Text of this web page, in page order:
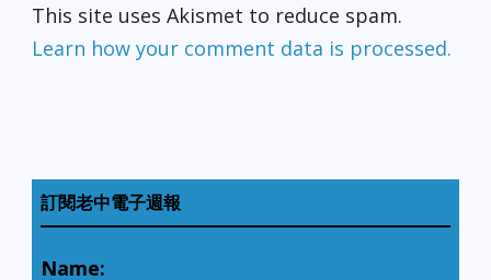
This site uses Akismet to reduce spam.
Learn how your comment data is processed.
訂閱老中電子週報
Name: